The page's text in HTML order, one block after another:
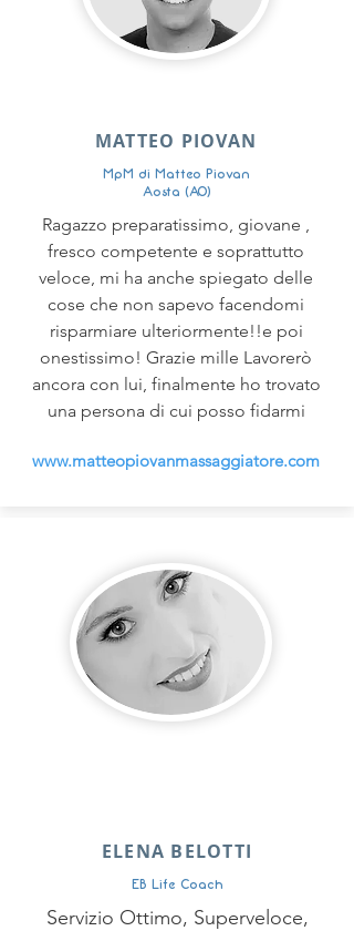
MATTEO PIOVAN
MpM di Matteo Piovan
Aosta (AO)
Ragazzo preparatissimo, giovane ,
fresco competente e soprattutto
veloce, mi ha anche spiegato delle
cose che non sapevo facendomi
risparmiare ulteriormente!!e poi
onestissimo! Grazie mille Lavorerò
ancora con lui, finalmente ho trovato
una persona di cui posso fidarmi
www.matteopiovanmassaggiatore.com
ELENA BELOTTI
EB Life Coach
Servizio Ottimo, Superveloce,